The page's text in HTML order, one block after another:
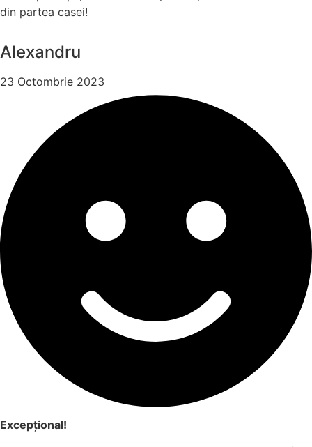
din partea casei!
Alexandru
23 Octombrie 2023
Excepțional!